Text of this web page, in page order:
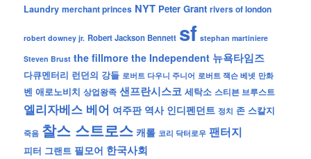
Laundry merchant princes NYT Peter Grant rivers of london
robert downey jr. Robert Jackson Bennett sf stephan martiniere
Steven Brust the fillmore the Independent 뉴욕타임즈
다큐멘터리 런던의 강들 로버트 다우니 주니어 로버트 잭슨 베넷 만화
벤 애로노비치 상업왕족 샌프란시스코 세탁소 스티븐 브루스트
엘리자베스 베어 여주판 역사 인디펜던트 정치 존 스칼지
죽음 찰스 스트로스 캐롤 코리 닥터로우 팬터지
피터 그랜트 필모어 한국사회